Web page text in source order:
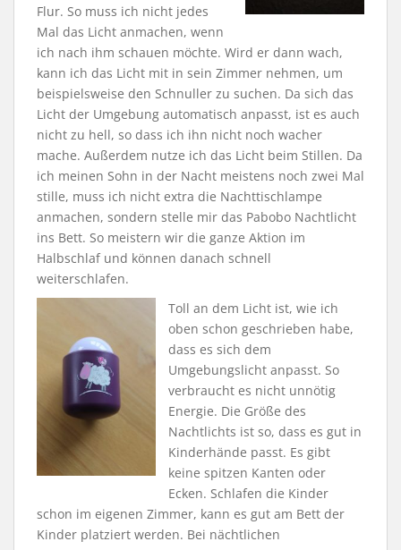
Flur. So muss ich nicht jedes
Mal das Licht anmachen, wenn
ich nach ihm schauen möchte. Wird er dann wach,
kann ich das Licht mit in sein Zimmer nehmen, um
beispielsweise den Schnuller zu suchen. Da sich das
Licht der Umgebung automatisch anpasst, ist es auch
nicht zu hell, so dass ich ihn nicht noch wacher
mache. Außerdem nutze ich das Licht beim Stillen. Da
ich meinen Sohn in der Nacht meistens noch zwei Mal
stille, muss ich nicht extra die Nachttischlampe
anmachen, sondern stelle mir das Pabobo Nachtlicht
ins Bett. So meistern wir die ganze Aktion im
Halbschlaf und können danach schnell
weiterschlafen.
Toll an dem Licht ist, wie ich
oben schon geschrieben habe,
dass es sich dem
Umgebungslicht anpasst. So
verbraucht es nicht unnötig
Energie. Die Größe des
Nachtlichts ist so, dass es gut in
Kinderhände passt. Es gibt
keine spitzen Kanten oder
Ecken. Schlafen die Kinder
schon im eigenen Zimmer, kann es gut am Bett der
Kinder platziert werden. Bei nächtlichen